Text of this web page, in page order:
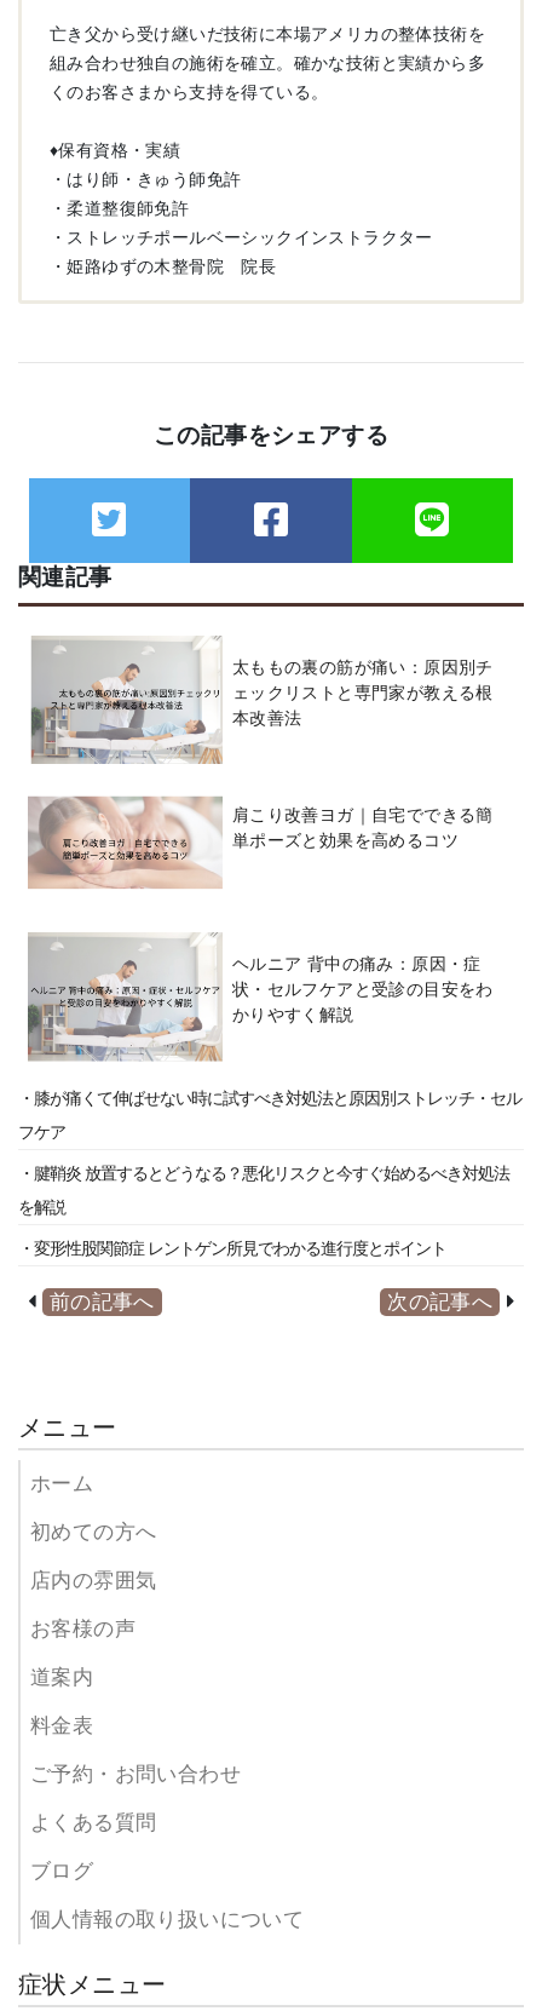
亡き父から受け継いだ技術に本場アメリカの整体技術を
組み合わせ独自の施術を確立。確かな技術と実績から多
くのお客さまから支持を得ている。
♦︎保有資格・実績
・はり師・きゅう師免許
・柔道整復師免許
・ストレッチポールベーシックインストラクター
・姫路ゆずの木整骨院 院長
この記事をシェアする
関連記事
太ももの裏の筋が痛い：原因別チ
ェックリストと専門家が教える根
本改善法
肩こり改善ヨガ｜自宅でできる簡
単ポーズと効果を高めるコツ
ヘルニア 背中の痛み：原因・症
状・セルフケアと受診の目安をわ
かりやすく解説
・膝が痛くて伸ばせない時に試すべき対処法と原因別ストレッチ・セル
フケア
・腱鞘炎 放置するとどうなる？悪化リスクと今すぐ始めるべき対処法
を解説
・変形性股関節症 レントゲン所見でわかる進行度とポイント
前の記事へ 次の記事へ
メニュー
ホーム
初めての方へ
店内の雰囲気
お客様の声
道案内
料金表
ご予約・お問い合わせ
よくある質問
ブログ
個人情報の取り扱いについて
症状メニュー